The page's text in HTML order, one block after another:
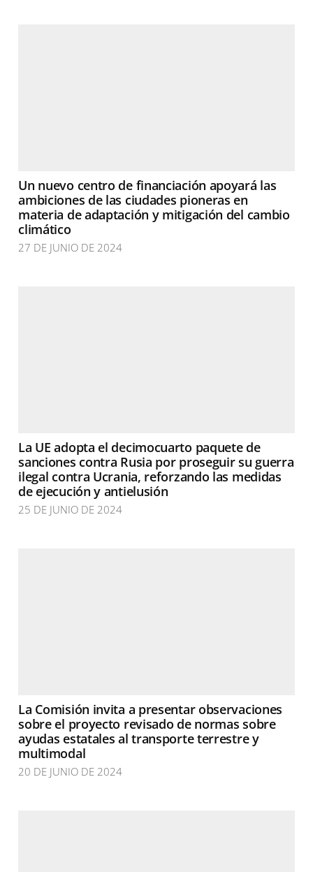
Un nuevo centro de financiación apoyará las
ambiciones de las ciudades pioneras en
materia de adaptación y mitigación del cambio
climático
27 DE JUNIO DE 2024
La UE adopta el decimocuarto paquete de
sanciones contra Rusia por proseguir su guerra
ilegal contra Ucrania, reforzando las medidas
de ejecución y antielusión
25 DE JUNIO DE 2024
La Comisión invita a presentar observaciones
sobre el proyecto revisado de normas sobre
ayudas estatales al transporte terrestre y
multimodal
20 DE JUNIO DE 2024